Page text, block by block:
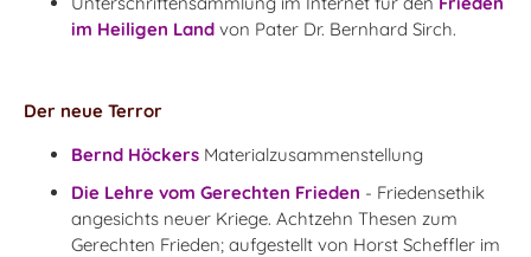
im Heiligen Land von Pater Dr. Bernhard Sirch.
Der neue Terror
Bernd Höckers Materialzusammenstellung
Die Lehre vom Gerechten Frieden - Friedensethik
angesichts neuer Kriege. Achtzehn Thesen zum
Gerechten Frieden; aufgestellt von Horst Scheffler im